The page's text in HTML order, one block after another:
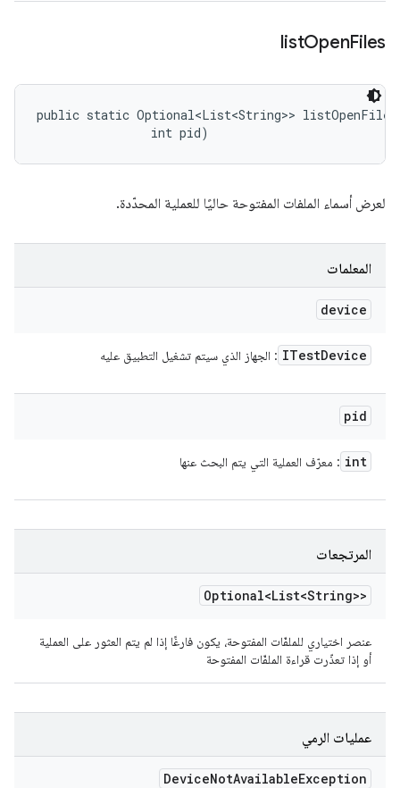
listOpenFiles
public static Optional<List<String>>
                int pid)
لعرض أسماء الملفات المفتوحة حاليًا للعملية المحدّدة.
المعلمات
device
ITestDevice : الجهاز الذي سيتم تشغيل التطبيق عليه
pid
int : معرّف العملية التي يتم البحث عنها
المرتجعات
Optional<List<String>>
عنصر اختياري للملفّات المفتوحة، يكون فارغًا إذا لم يتم العثور على العملية
أو إذا تعذّرت قراءة الملفّات المفتوحة
عمليات الرمي
DeviceNotAvailableException